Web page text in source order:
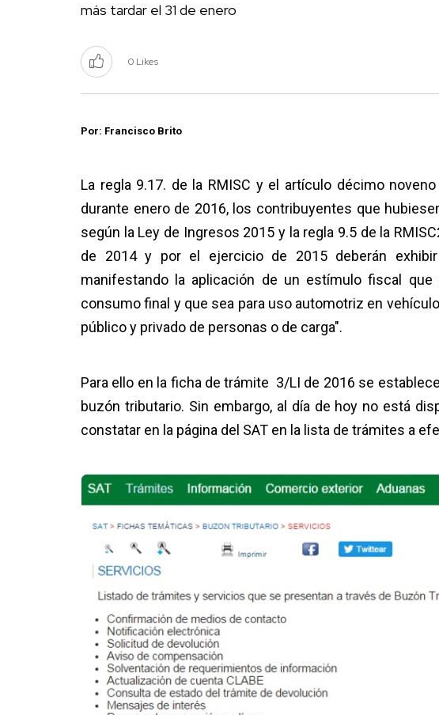
más tardar el 31 de enero
0 Likes
Por: Francisco Brito
La regla 9.17. de la RMISC y el artículo décimo
durante enero de 2016, los contribuyentes que
según la Ley de Ingresos 2015 y la regla 9.5 de la
de 2014 y por el ejercicio de 2015 deberán
manifestando la aplicación de un estímulo fiscal
consumo final y que sea para uso automotriz en
público y privado de personas o de carga".
Para ello en la ficha de trámite 3/LI de 2016 se
buzón tributario. Sin embargo, al día de hoy no está
constatar en la página del SAT en la lista de trámites a